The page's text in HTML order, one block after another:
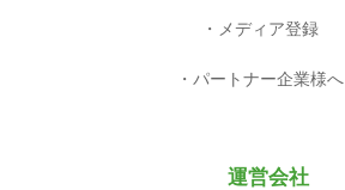
メディア登録
パートナー企業様へ
運営会社